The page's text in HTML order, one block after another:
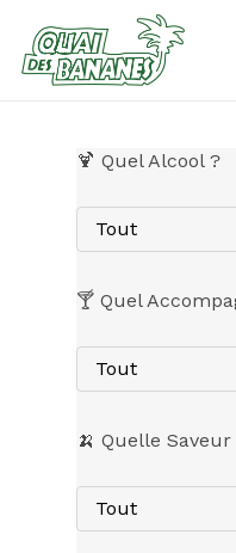
main
content
🍹 Quel Alcool ?
Tout
🍸 Quel
Tout
🍌 Quelle
Tout